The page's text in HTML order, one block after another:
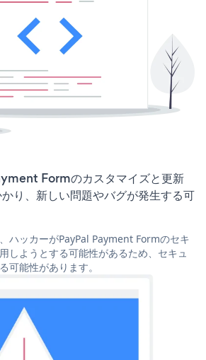
Formのカスタマイズと更新
り、新しい問題やバグが発生する可
ハッカーがPayPal Payment Formのセキ
しようとする可能性があるため、セキュ
可能性があります。